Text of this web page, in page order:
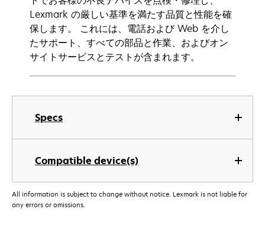
Specs
Compatible device(s)
Lexmark の厳しい基準を満たす品質と性能を確
保します。 これには、電話および Web を介し
たサポート、すべての部品と作業、およびオン
サイトサービスとテストが含まれます。
All information is subject to change without notice. Lexmark is not liable for
any errors or omissions.